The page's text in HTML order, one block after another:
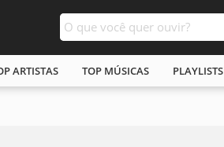
ARTISTAS TOP MÚSICAS PLAYLISTS